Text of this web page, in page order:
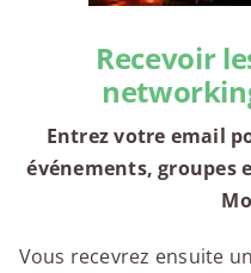
Recevoir
Entrez votre email
événements, groupes
Vous recevrez ensuite